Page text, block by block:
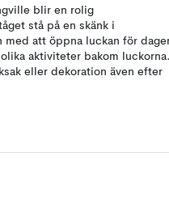
blir en rolig
stå på en skänk i
med att öppna luckan för
aktiviteter bakom
eller dekoration även efter